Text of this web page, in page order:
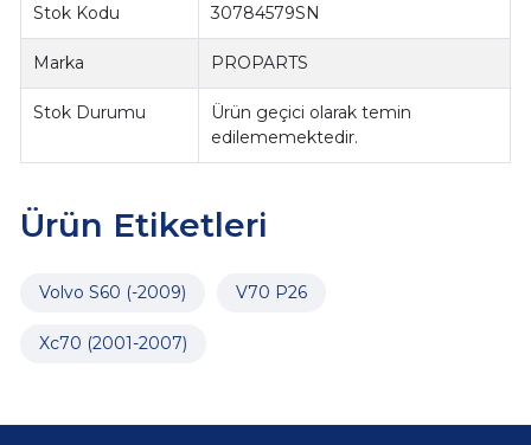
Stok Kodu 30784579SN
Marka PROPARTS
Stok Durumu
Ürün geçici olarak temin
edilememektedir.
Ürün Etiketleri
Volvo S60 (-2009) V70 P26
Xc70 (2001-2007)